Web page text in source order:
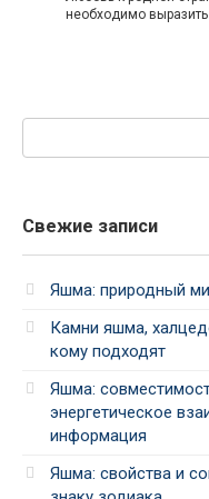
необходимо
Поиск:
Свежие записи
Яшма: природный
Камни яшма,
кому подходят
Яшма:
энергетическое
информация
Яшма: свойства и